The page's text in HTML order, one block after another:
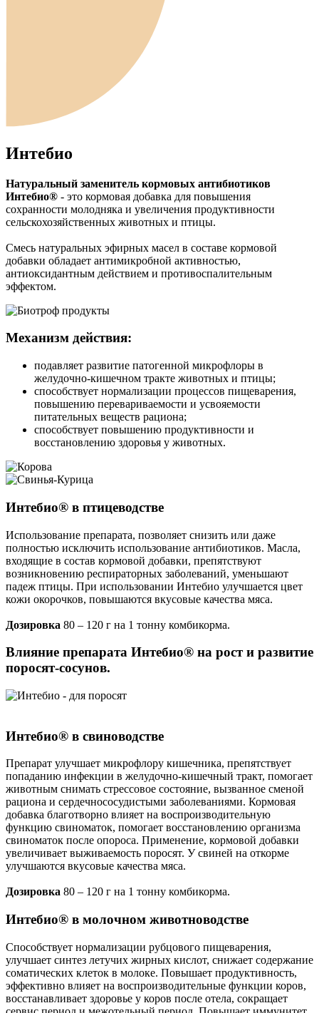
Интебио
Натуральный заменитель кормовых антибиотиков
Интебио® - это кормовая добавка для повышения
сохранности молодняка и увеличения продуктивности
сельскохозяйственных животных и птицы.
Смесь натуральных эфирных масел в составе кормовой
добавки обладает антимикробной активностью,
антиоксидантным действием и противоспалительным
эффектом.
Механизм действия:
подавляет развитие патогенной микрофлоры в
желудочно-кишечном тракте животных и птицы;
способствует нормализации процессов пищеварения,
повышению перевариваемости и усвояемости
питательных веществ рациона;
способствует повышению продуктивности и
восстановлению здоровья у животных.
Интебио® в птицеводстве
Использование препарата, позволяет снизить или даже
полностью исключить использование антибиотиков. Масла,
входящие в состав кормовой добавки, препятствуют
возникновению респираторных заболеваний, уменьшают
падеж птицы. При использовании Интебио улучшается цвет
кожи окорочков, повышаются вкусовые качества мяса.
Дозировка 80 – 120 г на 1 тонну комбикорма.
Влияние препарата Интебио® на рост и развитие
поросят-сосунов.
Интебио® в свиноводстве
Препарат улучшает микрофлору кишечника, препятствует
попаданию инфекции в желудочно-кишечный тракт, помогает
животным снимать стрессовое состояние, вызванное сменой
рациона и сердечнососудистыми заболеваниями. Кормовая
добавка благотворно влияет на воспроизводительную
функцию свиноматок, помогает восстановлению организма
свиноматок после опороса. Применение, кормовой добавки
увеличивает выживаемость поросят. У свиней на откорме
улучшаются вкусовые качества мяса.
Дозировка 80 – 120 г на 1 тонну комбикорма.
Интебио® в молочном животноводстве
Способствует нормализации рубцового пищеварения,
улучшает синтез летучих жирных кислот, снижает содержание
соматических клеток в молоке. Повышает продуктивность,
эффективно влияет на воспроизводительные функции коров,
восстанавливает здоровье у коров после отела, сокращает